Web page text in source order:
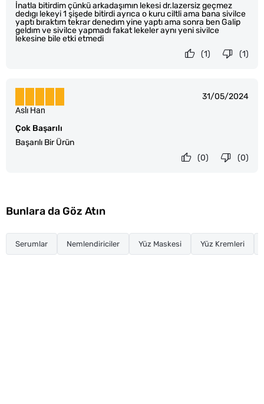
İnatla bitirdim çünkü arkadaşımın lekesi dr.lazersiz geçmez
dedıgı lekeyi 1 şişede bitirdi ayrıca o kuru ciltli ama bana sivilce
yaptı bıraktım tekrar denedım yine yaptı ama sonra ben Galip
geldım ve sivilce yapmadı fakat lekeler aynı yeni sivilce
lekesine bile etki etmedi
(1)
(1)
31/05/2024
Çok Başarılı
Başarılı Bir Ürün
Aslı Han
(0)
(0)
Bunlara da Göz Atın
Serumlar Nemlendiriciler Yüz Maskesi Yüz Kremleri